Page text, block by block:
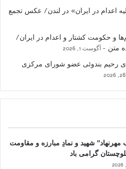
اعدام در ایران» در لندن/ عکس تجمع
و حکومت کشتار و اعدام در ایران/
متن
آگوست 1, 2026
رحیم بندوئی عضو شورای مرکزی
مهرنهاد” شهید و نمادِ مبارزه و مقاومت
گرامی باد